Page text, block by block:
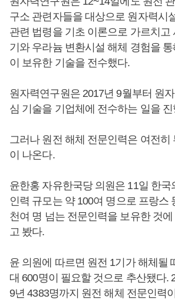
구소 관련자들을 대상으로 원자력시
관련 법령을 기초 이론으로 가르치고
기와 우라늄 변환시설 해체 경험을
이 보유한 기술을 전수했다.
원자력연구원은 2017년 9월부터 원
심 기술을 기업체에 전수하는 일을
그러나 원전 해체 전문인력은 여전히
이 나온다.
윤한홍 자유한국당 의원은 11일 한국
인력 규모는 약 100여 명으로 프랑스
천여 명 넘는 전문인력을 보유한 것
고 봤다.
윤 의원에 따르면 원전 1기가 해체될
대 600명이 필요할 것으로 추산됐다.
9년 4383명까지 원전 해체 전문인력